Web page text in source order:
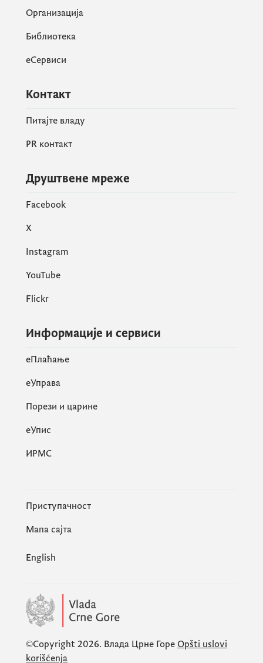
Организација
Библиотека
еСервиси
Контакт
Питајте владу
PR контакт
Друштвене мреже
Facebook
X
Instagram
YouTube
Flickr
Информације и сервиси
eПлаћање
еУправа
Порези и царине
eУпис
ИРМС
Приступачност
Мапа сајта
English
©Copyright 2026. Влада Црне Горе Opšti uslovi
korišćenja